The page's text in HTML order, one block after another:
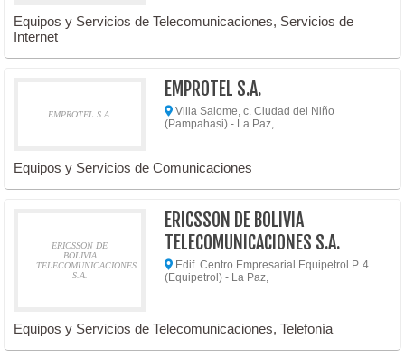
Equipos y Servicios de Telecomunicaciones, Servicios de
Internet
EMPROTEL S.A.
EMPROTEL S.A.
Villa Salome, c. Ciudad del Niño
(Pampahasi) - La Paz,
Equipos y Servicios de Comunicaciones
ERICSSON DE
BOLIVIA
TELECOMUNICACIONES
S.A.
ERICSSON DE BOLIVIA
TELECOMUNICACIONES S.A.
Edif. Centro Empresarial Equipetrol P. 4
(Equipetrol) - La Paz,
Equipos y Servicios de Telecomunicaciones, Telefonía